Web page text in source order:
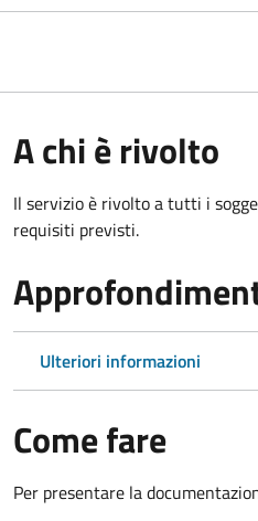
A chi è rivolto
Il servizio è rivolto a tutti i
requisiti previsti.
Ulteriori informazioni
Come fare
Per presentare la